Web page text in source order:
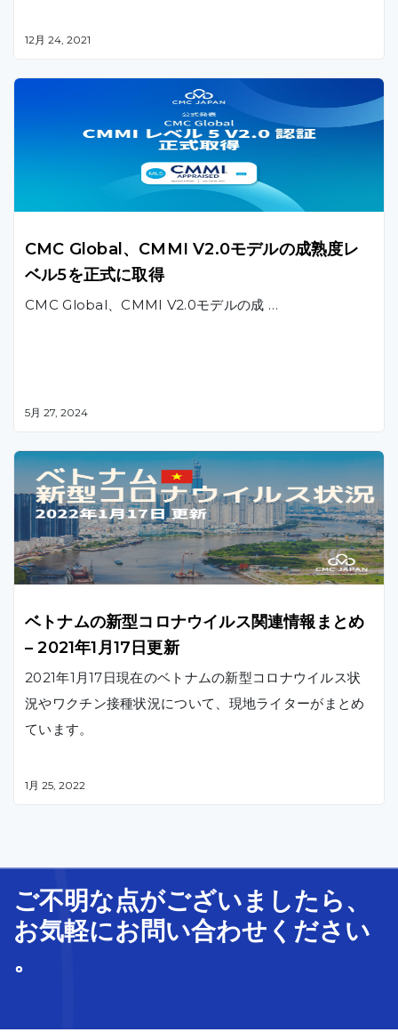
12月 24, 2021
CMC Global、CMMI V2.0モデルの成熟度レ
ベル5を正式に取得
CMC Global、CMMI V2.0モデルの成 …
5月 27, 2024
ベトナムの新型コロナウイルス関連情報まとめ
– 2021年1月17日更新
2021年1月17日現在のベトナムの新型コロナウイルス状
況やワクチン接種状況について、現地ライターがまとめ
ています。
1月 25, 2022
ご不明な点がございましたら、
お気軽にお問い合わせ ください
。